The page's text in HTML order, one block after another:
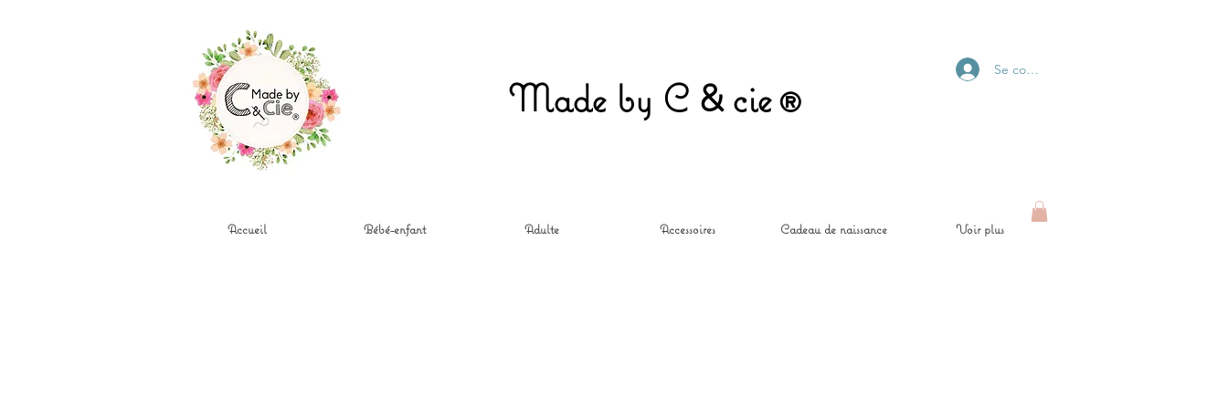
Made by C &cie®
Se connecter
Accueil Bébé-enfant Adulte Accessoires Cadeau de naissance Voir plus